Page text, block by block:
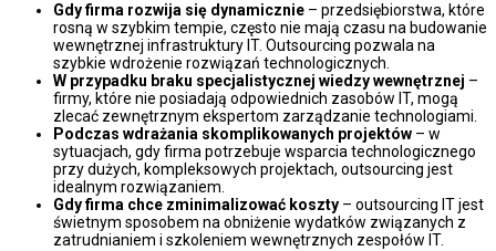
Gdy firma rozwija się dynamicznie – przedsiębiorstwa, które
rosną w szybkim tempie, często nie mają czasu na budowanie
wewnętrznej infrastruktury IT. Outsourcing pozwala na
szybkie wdrożenie rozwiązań technologicznych.
W przypadku braku specjalistycznej wiedzy wewnętrznej –
firmy, które nie posiadają odpowiednich zasobów IT, mogą
zlecać zewnętrznym ekspertom zarządzanie technologiami.
Podczas wdrażania skomplikowanych projektów – w
sytuacjach, gdy firma potrzebuje wsparcia technologicznego
przy dużych, kompleksowych projektach, outsourcing jest
idealnym rozwiązaniem.
Gdy firma chce zminimalizować koszty – outsourcing IT jest
świetnym sposobem na obniżenie wydatków związanych z
zatrudnianiem i szkoleniem wewnętrznych zespołów IT.